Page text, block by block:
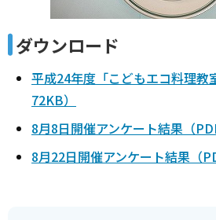
ダウンロード
平成24年度「こどもエコ料理教
72KB）
8月8日開催アンケート結果（
8月22日開催アンケート結果（